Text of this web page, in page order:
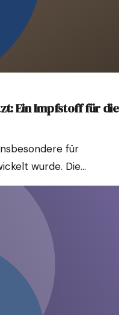
Ein Impfstoff für die
für
wurde. Die
bedeutenden Schutz
steigern.